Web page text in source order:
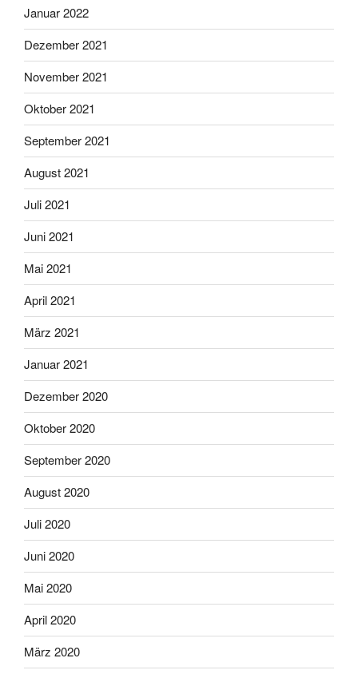
Januar 2022
Dezember 2021
November 2021
Oktober 2021
September 2021
August 2021
Juli 2021
Juni 2021
Mai 2021
April 2021
März 2021
Januar 2021
Dezember 2020
Oktober 2020
September 2020
August 2020
Juli 2020
Juni 2020
Mai 2020
April 2020
März 2020